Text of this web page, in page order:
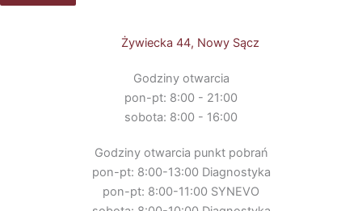
Żywiecka 44, Nowy Sącz
Godziny otwarcia
pon-pt: 8:00 - 21:00
sobota: 8:00 - 16:00
Godziny otwarcia punkt pobrań
pon-pt: 8:00-13:00 Diagnostyka
pon-pt: 8:00-11:00 SYNEVO